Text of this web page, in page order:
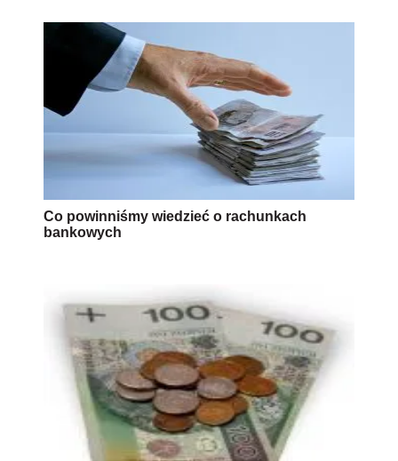
Co powinniśmy wiedzieć o rachunkach
bankowych